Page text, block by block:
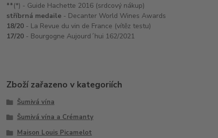
**(*) - Guide Hachette 2016 (srdcový nákup)
stříbrná medaile - Decanter World Wines Awards
18/20 - La Revue du vin de France (vítěz testu)
17/20 - Bourgogne Aujourd´hui 162/2021
Zboží zařazeno v kategoriích
Šumivá vína
Šumivá vína a Crémanty
Maison Louis Picamelot